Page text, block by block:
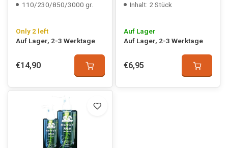
110/230/850/3000 gr.
Only 2 left
Auf Lager, 2-3 Werktage
€14,90
Inhalt: 2 Stück
Auf Lager
Auf Lager, 2-3 Werktage
€6,95